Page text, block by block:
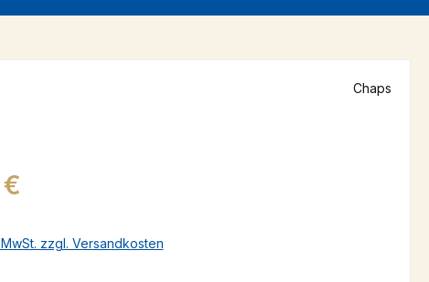
Chaps
zzgl. Versandkosten